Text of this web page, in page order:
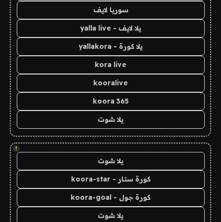
سوريا لايف
يلا لايف - yalla live
يلا كورة - yallakora
kora live
kooralive
koora 365
يلا شوت
!
يلا شوت
كورة ستار - koora-star
كورة جول - koora-goal
يلا شوت